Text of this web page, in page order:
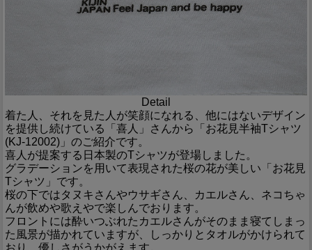
Detail
着た人、それを見た人が笑顔になれる、他にはないデザイン
を提供し続けている「喜人」さんから「お花見半袖Tシャツ
(KJ-12002)」のご紹介です。
喜人が提案する日本製のTシャツが登場しました。
グラデーションを用いて表現された桜の花が美しい「お花見
Tシャツ」です。
桜の下ではタヌキさんやウサギさん、カエルさん、ネコちゃ
んが飲めや歌えやで楽しんでおります。
フロントには酔いつぶれたカエルさんがそのまま寝てしまっ
た風景が描かれていますが、しっかりとタオルがかけられて